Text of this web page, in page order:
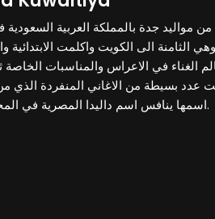
وهي الثامنة الى الكويت واكلمت
الغناء في الاعراس والمناسبات
عدد بسيطة من الاغاني المنفردة الذي
اسمها ينافس اسم داليدا المصرية في المجال الفني.